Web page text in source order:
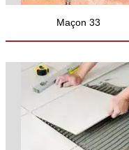
Maçon 33